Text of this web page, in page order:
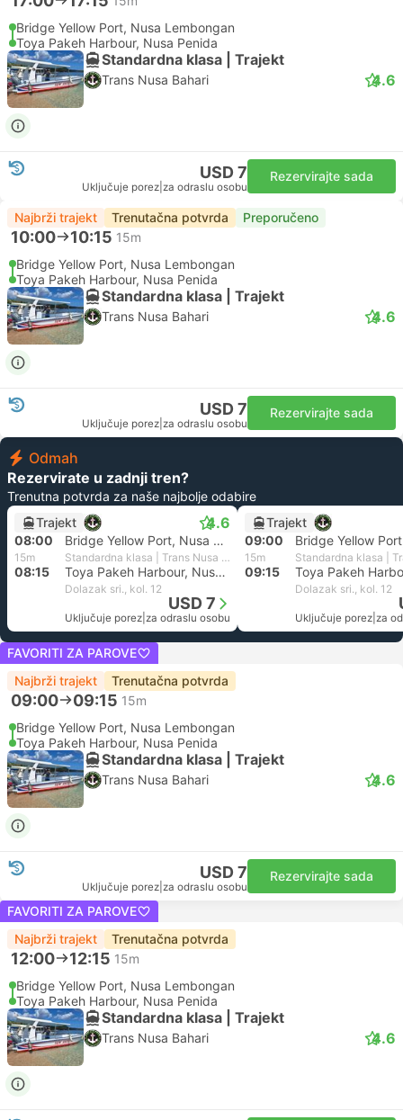
Bridge Yellow Port, Nusa Lembongan
Toya Pakeh Harbour, Nusa Penida
Standardna klasa | Trajekt
Trans Nusa Bahari 4.6
USD 7
Uključuje porez za odraslu osobu
Rezervirajte sada
Najbrži trajekt Trenutačna potvrda Preporučeno
10:00 10:15 15m
Bridge Yellow Port, Nusa Lembongan
Toya Pakeh Harbour, Nusa Penida
Standardna klasa | Trajekt
Trans Nusa Bahari 4.6
USD 7
Uključuje porez za odraslu osobu
Rezervirajte sada
Odmah
Rezervirate u zadnji tren?
Trenutna potvrda za naše najbolje odabire
Trajekt
4.6
08:00 Bridge Yellow Port, Nusa Lembongan
15m Standardna klasa | Trans Nusa Bahari
08:15 Toya Pakeh Harbour, Nusa Penida
Dolazak sri., kol. 12
USD 7
Uključuje porez za odraslu osobu
Trajekt
09:00
15m
09:15
Dolazak sri., kol. 12
Uključuje porez za
FAVORITI ZA PAROVE
Najbrži trajekt
Trenutačna potvrda
09:00 09:15 15m
Bridge Yellow Port, Nusa Lembongan
Toya Pakeh Harbour, Nusa Penida
Standardna klasa | Trajekt
Trans Nusa Bahari 4.6
USD 7
Uključuje porez za odraslu osobu
Rezervirajte sada
FAVORITI ZA PAROVE
Najbrži trajekt
Trenutačna potvrda
12:00 12:15 15m
Bridge Yellow Port, Nusa Lembongan
Toya Pakeh Harbour, Nusa Penida
Standardna klasa | Trajekt
Trans Nusa Bahari 4.6